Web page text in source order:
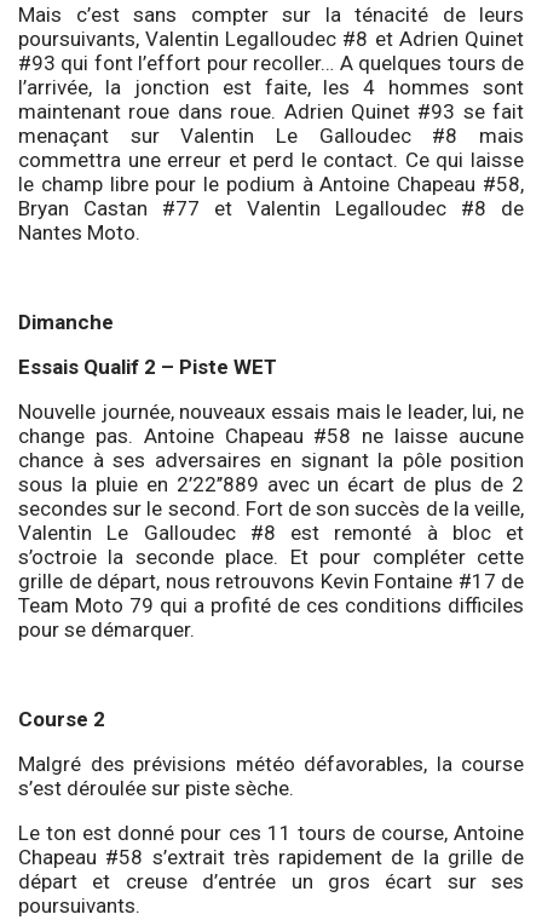
Mais c’est sans compter sur la ténacité de leurs
poursuivants, Valentin Legalloudec #8 et Adrien Quinet
#93 qui font l’effort pour recoller… A quelques tours de
l’arrivée, la jonction est faite, les 4 hommes sont
maintenant roue dans roue. Adrien Quinet #93 se fait
menaçant sur Valentin Le Galloudec #8 mais
commettra une erreur et perd le contact. Ce qui laisse
le champ libre pour le podium à Antoine Chapeau #58,
Bryan Castan #77 et Valentin Legalloudec #8 de
Nantes Moto.
Dimanche
Essais Qualif 2 – Piste WET
Nouvelle journée, nouveaux essais mais le leader, lui, ne
change pas. Antoine Chapeau #58 ne laisse aucune
chance à ses adversaires en signant la pôle position
sous la pluie en 2’22’’889 avec un écart de plus de 2
secondes sur le second. Fort de son succès de la veille,
Valentin Le Galloudec #8 est remonté à bloc et
s’octroie la seconde place. Et pour compléter cette
grille de départ, nous retrouvons Kevin Fontaine #17 de
Team Moto 79 qui a profité de ces conditions difficiles
pour se démarquer.
Course 2
Malgré des prévisions météo défavorables, la course
s’est déroulée sur piste sèche.
Le ton est donné pour ces 11 tours de course, Antoine
Chapeau #58 s’extrait très rapidement de la grille de
départ et creuse d’entrée un gros écart sur ses
poursuivants.